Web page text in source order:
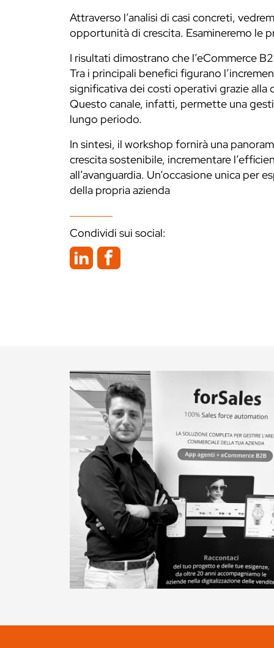
Attraverso l’analisi di casi concreti,
opportunità di crescita. Esamineremo le
I risultati dimostrano che l’eCommerce
Tra i principali benefici figurano
significativa dei costi operativi grazie alla
Questo canale, infatti, permette una
lungo periodo.
In sintesi, il workshop fornirà una
crescita sostenibile, incrementare
all’avanguardia. Un’occasione unica per
della propria azienda
Condividi sui social: